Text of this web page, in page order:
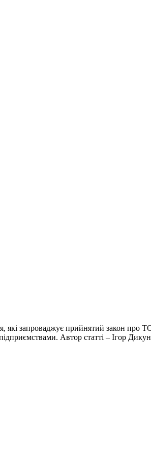
які запроваджує прийнятий закон про
Автор статті – Ігор